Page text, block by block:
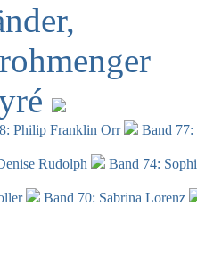
Philip Franklin Orr
Band
Rudolph
Band 74:
Band 70: Sabrina Lorenz